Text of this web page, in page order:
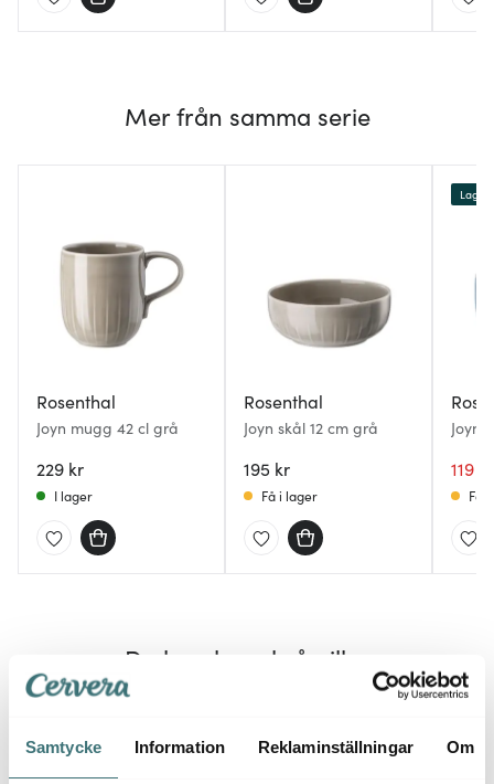
Samtycke Information Reklaminställningar Om
Mer från samma serie
Rosenthal
Joyn mugg 42 cl grå
229 kr
I lager
Rosenthal
Joyn skål 12 cm grå
195 kr
Få i lager
Joyn
119 kr
Få
Du kanske också gillar